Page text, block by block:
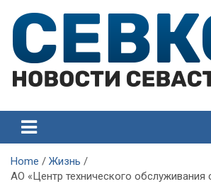
content
Севастополя
Севастополя
Home
Жизнь
АО «Центр технического обслуживания